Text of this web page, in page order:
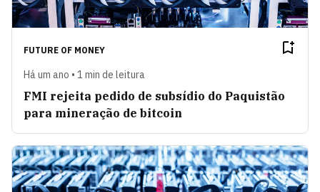
FUTURE OF MONEY
Há um ano • 1 min de leitura
FMI rejeita pedido de subsídio do Paquistão
para mineração de bitcoin